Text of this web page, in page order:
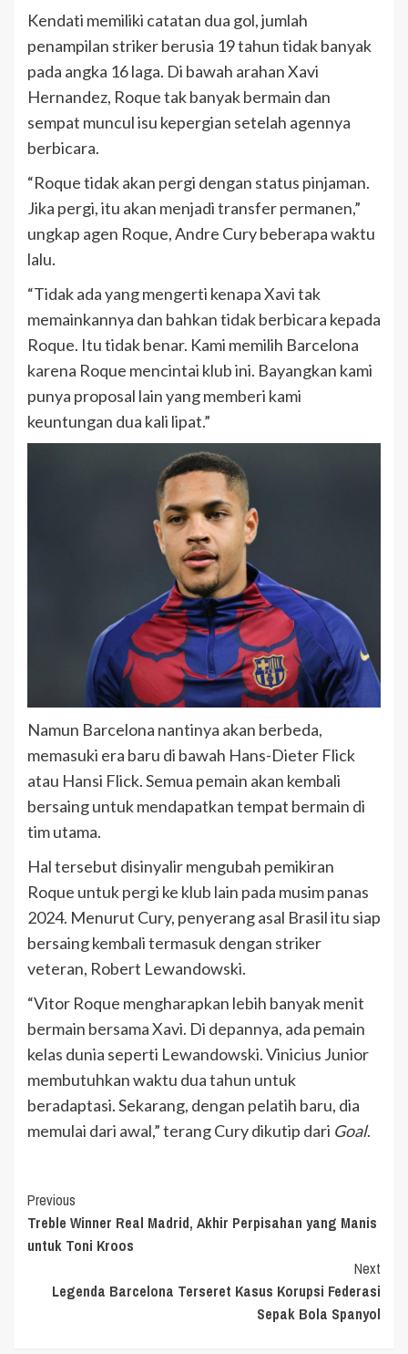
Kendati memiliki catatan dua gol, jumlah
penampilan striker berusia 19 tahun tidak banyak
pada angka 16 laga. Di bawah arahan Xavi
Hernandez, Roque tak banyak bermain dan
sempat muncul isu kepergian setelah agennya
berbicara.
“Roque tidak akan pergi dengan status pinjaman.
Jika pergi, itu akan menjadi transfer permanen,”
ungkap agen Roque, Andre Cury beberapa waktu
lalu.
“Tidak ada yang mengerti kenapa Xavi tak
memainkannya dan bahkan tidak berbicara kepada
Roque. Itu tidak benar. Kami memilih Barcelona
karena Roque mencintai klub ini. Bayangkan kami
punya proposal lain yang memberi kami
keuntungan dua kali lipat.”
Namun Barcelona nantinya akan berbeda,
memasuki era baru di bawah Hans-Dieter Flick
atau Hansi Flick. Semua pemain akan kembali
bersaing untuk mendapatkan tempat bermain di
tim utama.
Hal tersebut disinyalir mengubah pemikiran
Roque untuk pergi ke klub lain pada musim panas
2024. Menurut Cury, penyerang asal Brasil itu siap
bersaing kembali termasuk dengan striker
veteran, Robert Lewandowski.
“Vitor Roque mengharapkan lebih banyak menit
bermain bersama Xavi. Di depannya, ada pemain
kelas dunia seperti Lewandowski. Vinicius Junior
membutuhkan waktu dua tahun untuk
beradaptasi. Sekarang, dengan pelatih baru, dia
memulai dari awal,” terang Cury dikutip dari Goal.
Continue
Reading
Previous
Treble Winner Real Madrid, Akhir Perpisahan yang Manis
untuk Toni Kroos
Next
Legenda Barcelona Terseret Kasus Korupsi Federasi
Sepak Bola Spanyol